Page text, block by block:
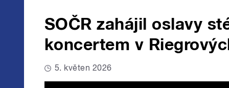
SOČR zahájil oslavy
koncertem v
5. květen 2026